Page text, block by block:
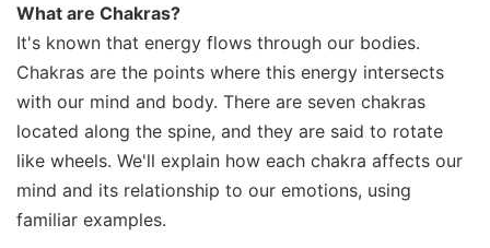
What are Chakras?
It's known that energy flows through our bodies.
Chakras are the points where this energy intersects
with our mind and body. There are seven chakras
located along the spine, and they are said to rotate
like wheels. We'll explain how each chakra affects our
mind and its relationship to our emotions, using
familiar examples.